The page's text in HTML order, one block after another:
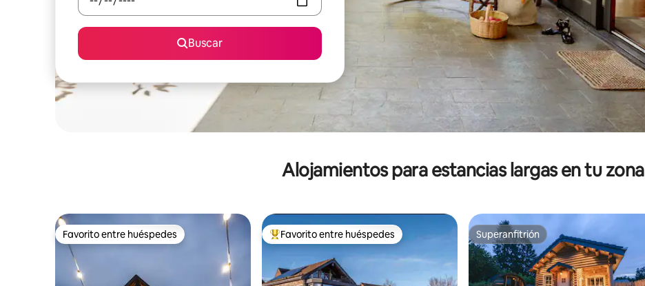
Buscar
Alojamientos para estancias largas en tu zona
Favorito entre huéspedes
Favorito entre huéspedes De los mejores en Favorito entre huéspedes
Favorito entre huéspedes Superanfitrión
Superanfitrión